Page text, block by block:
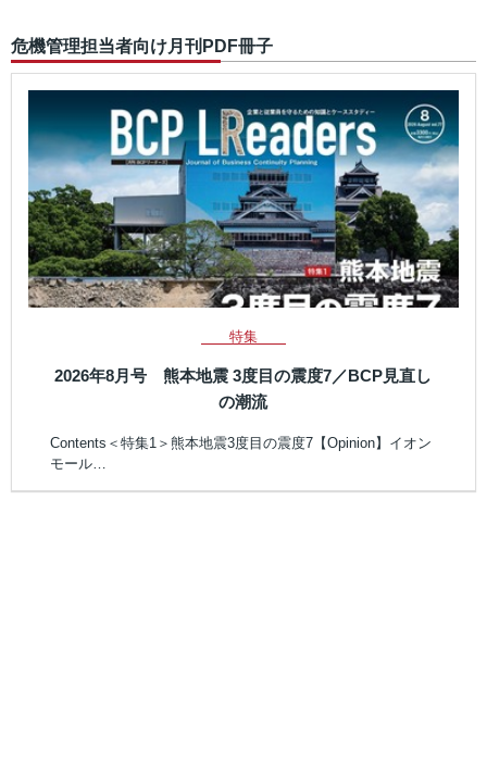
危機管理担当者向け月刊PDF冊子
特集
2026年8月号 熊本地震 3度目の震度7／BCP見直し
の潮流
Contents＜特集1＞熊本地震3度目の震度7【Opinion】イオン
モール…